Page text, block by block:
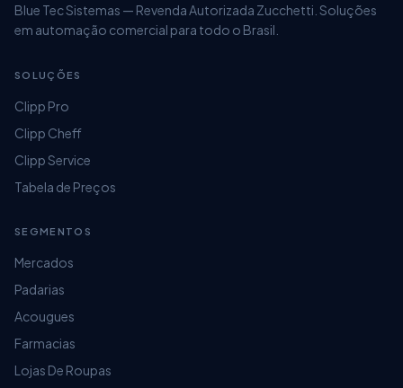
Blue Tec Sistemas — Revenda Autorizada Zucchetti. Soluções
em automação comercial para todo o Brasil.
SOLUÇÕES
Clipp Pro
Clipp Cheff
Clipp Service
Tabela de Preços
SEGMENTOS
Mercados
Padarias
Acougues
Farmacias
Lojas De Roupas